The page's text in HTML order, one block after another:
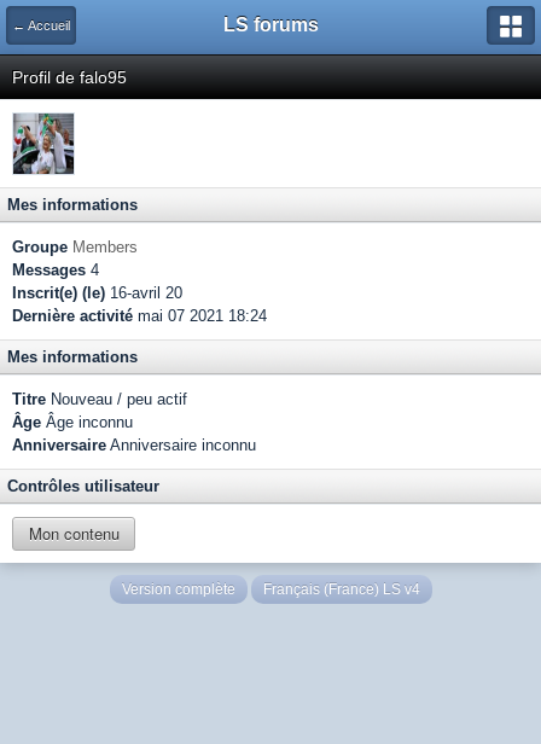
← Accueil LS forums
Profil de falo95
Mes informations
Groupe Members
Messages 4
Inscrit(e) (le) 16-avril 20
Dernière activité mai 07 2021 18:24
Mes informations
Titre Nouveau / peu actif
Âge Âge inconnu
Anniversaire Anniversaire inconnu
Contrôles utilisateur
Mon contenu
Version complète Français (France) LS v4